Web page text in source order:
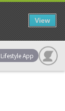
App
View